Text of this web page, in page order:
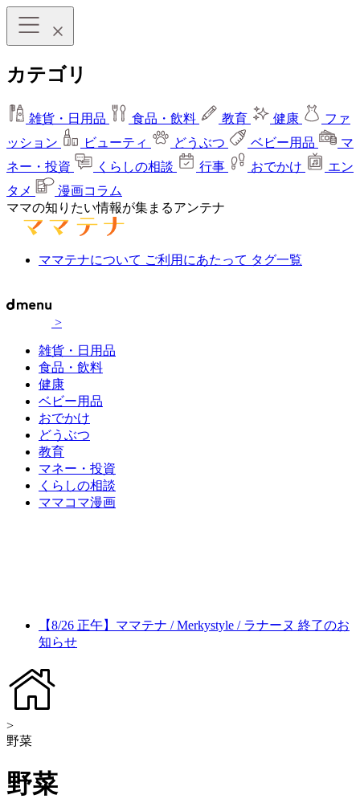
カテゴリ
雑貨・日用品 食品・飲料 教育 健康
ファ
ッション
ビューティ どうぶつ ベビー用品
マ
ネー・投資
くらしの相談 行事 おでかけ
エン
タメ
漫画コラム
ママの知りたい情報が集まるアンテナ
ママテナについて ご利用にあたって タグ一覧
>
雑貨・日用品
食品・飲料
健康
ベビー用品
おでかけ
どうぶつ
教育
マネー・投資
くらしの相談
ママコマ漫画
【8/26 正午】ママテナ / Merkystyle / ラナーヌ 終了のお
知らせ
>
野菜
野菜